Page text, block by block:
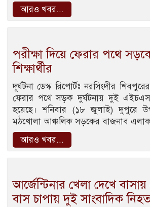
আরও খবর...
পরীক্ষা দিয়ে ফেরার পথে
শিক্ষার্থীর
দূর্ঘটনা ডেস্ক রিপোর্টঃ নরসিংদীর
ফেরার পথে সড়ক দুর্ঘটনায় দুই
হয়েছে। শনিবার (১৮ জুলাই) দুপুরে
মঠখোলা আঞ্চলিক সড়কের বাজনাব
আরও খবর...
আর্জেন্টিনার খেলা দেখে
বাস চাপায় দুই সাংবাদিক